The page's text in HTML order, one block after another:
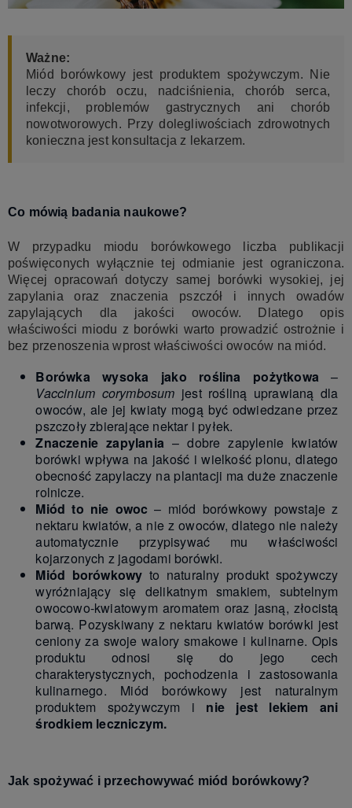
Ważne:
Miód borówkowy jest produktem spożywczym. Nie
leczy chorób oczu, nadciśnienia, chorób serca,
infekcji, problemów gastrycznych ani chorób
nowotworowych. Przy dolegliwościach zdrowotnych
konieczna jest konsultacja z lekarzem.
Co mówią badania naukowe?
W przypadku miodu borówkowego liczba publikacji
poświęconych wyłącznie tej odmianie jest ograniczona.
Więcej opracowań dotyczy samej borówki wysokiej, jej
zapylania oraz znaczenia pszczół i innych owadów
zapylających dla jakości owoców. Dlatego opis
właściwości miodu z borówki warto prowadzić ostrożnie i
bez przenoszenia wprost właściwości owoców na miód.
Borówka wysoka jako roślina pożytkowa –
Vaccinium corymbosum jest rośliną uprawianą dla
owoców, ale jej kwiaty mogą być odwiedzane przez
pszczoły zbierające nektar i pyłek.
Znaczenie zapylania – dobre zapylenie kwiatów
borówki wpływa na jakość i wielkość plonu, dlatego
obecność zapylaczy na plantacji ma duże znaczenie
rolnicze.
Miód to nie owoc – miód borówkowy powstaje z
nektaru kwiatów, a nie z owoców, dlatego nie należy
automatycznie przypisywać mu właściwości
kojarzonych z jagodami borówki.
Miód borówkowy to naturalny produkt spożywczy
wyróżniający się delikatnym smakiem, subtelnym
owocowo-kwiatowym aromatem oraz jasną, złocistą
barwą. Pozyskiwany z nektaru kwiatów borówki jest
ceniony za swoje walory smakowe i kulinarne. Opis
produktu odnosi się do jego cech
charakterystycznych, pochodzenia i zastosowania
kulinarnego. Miód borówkowy jest naturalnym
produktem spożywczym i nie jest lekiem ani
środkiem leczniczym.
Jak spożywać i przechowywać miód borówkowy?